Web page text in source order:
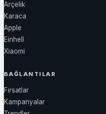
Arçelik
Karaca
Apple
Einhell
Xiaomi
BAĞLANTILAR
Fırsatlar
Kampanyalar